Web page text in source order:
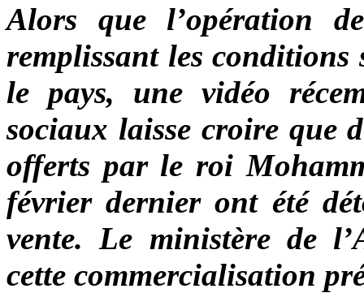
Alors que l’opération
remplissant les conditions
le pays, une vidéo
sociaux laisse croire que
offerts par le roi
février dernier ont été
vente. Le ministère de
cette commercialisation